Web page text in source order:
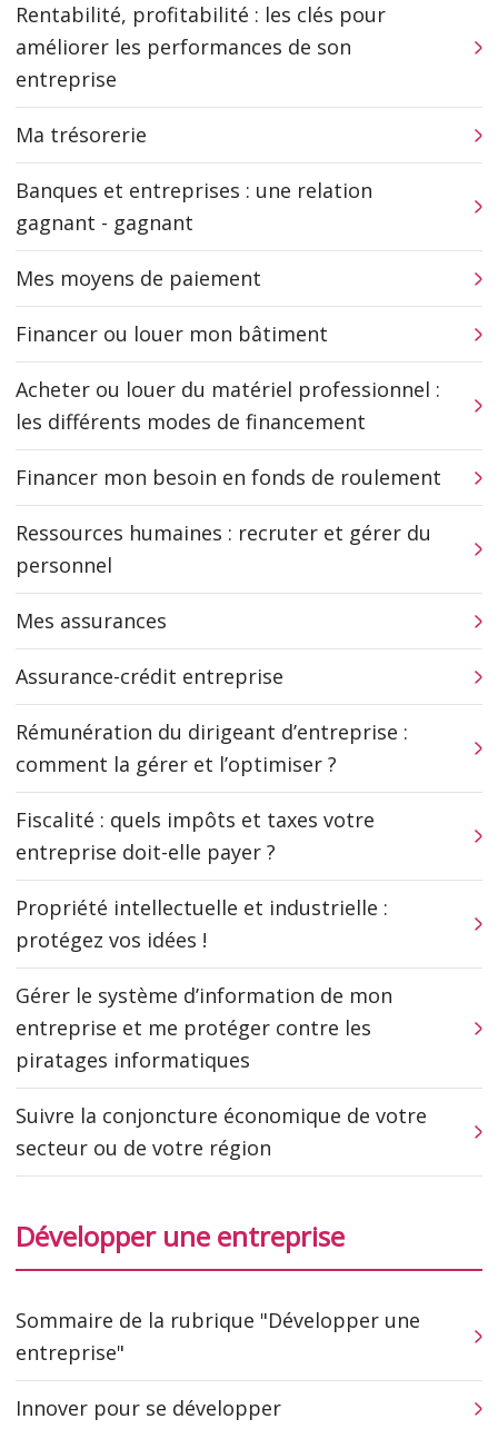
Rentabilité, profitabilité : les clés pour
améliorer les performances de son
entreprise
Ma trésorerie
Banques et entreprises : une relation
gagnant - gagnant
Mes moyens de paiement
Financer ou louer mon bâtiment
Acheter ou louer du matériel professionnel :
les différents modes de financement
Financer mon besoin en fonds de roulement
Ressources humaines : recruter et gérer du
personnel
Mes assurances
Assurance-crédit entreprise
Rémunération du dirigeant d’entreprise :
comment la gérer et l’optimiser ?
Fiscalité : quels impôts et taxes votre
entreprise doit-elle payer ?
Propriété intellectuelle et industrielle :
protégez vos idées !
Gérer le système d’information de mon
entreprise et me protéger contre les
piratages informatiques
Suivre la conjoncture économique de votre
secteur ou de votre région
Développer une entreprise
Sommaire de la rubrique "Développer une
entreprise"
Innover pour se développer